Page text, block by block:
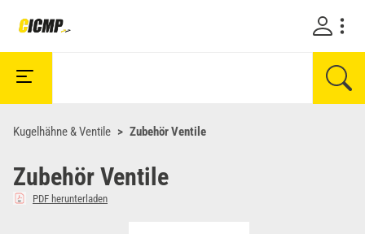
Kugelhähne & Ventile Zubehör Ventile
Zubehör Ventile
PDF herunterladen